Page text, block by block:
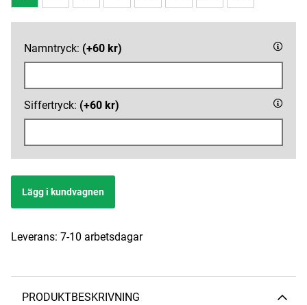
Namntryck: (+60 kr)
Siffertryck: (+60 kr)
Lägg i kundvagnen
Leverans: 7-10 arbetsdagar
PRODUKTBESKRIVNING